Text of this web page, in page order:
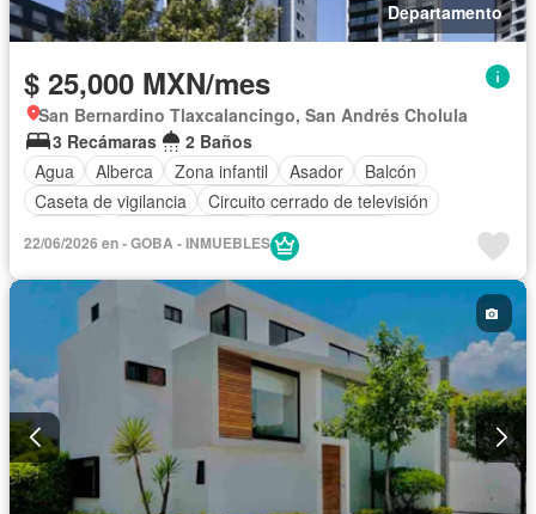
Departamento
$ 25,000 MXN/mes
San Bernardino Tlaxcalancingo, San Andrés Cholula
3 Recámaras
2 Baños
Agua
Alberca Zona infantil Asador
Balcón
Caseta de vigilancia
Circuito cerrado de televisión
Cocina integral
Estacionamiento
Gimnasio
Internet
Jacuzzi Jardín
Recámara con closet
Sala polivalente
Sauna Terraza
Vista panorámica
Wifi
Zonas verdes Permite mascotas
Permite niños
Solo familias
Sin amueblar
22/06/2026 en - GOBA - INMUEBLES